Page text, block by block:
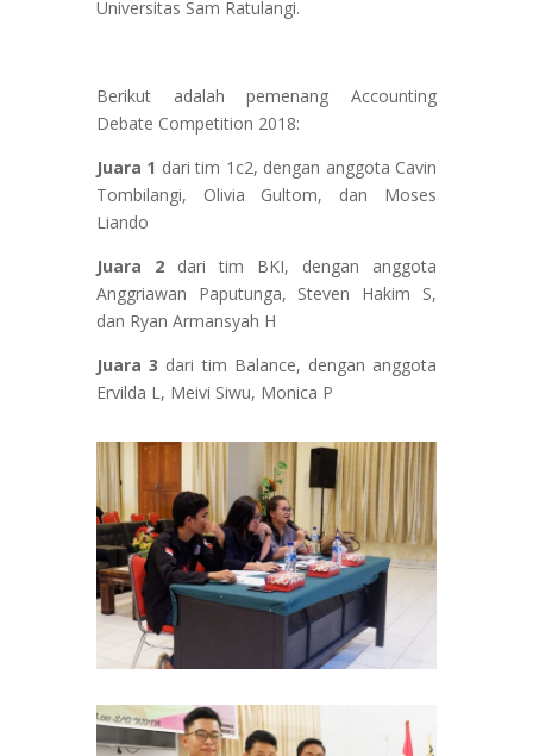
Universitas Sam Ratulangi.
Berikut adalah pemenang Accounting
Debate Competition 2018:
Juara 1 dari tim 1c2, dengan anggota Cavin
Tombilangi, Olivia Gultom, dan Moses
Liando
Juara 2dari tim BKI, dengan anggota
Anggriawan Paputunga, Steven Hakim S,
dan Ryan Armansyah H
Juara 3 dari tim Balance, dengan anggota
Ervilda L, Meivi Siwu, Monica P